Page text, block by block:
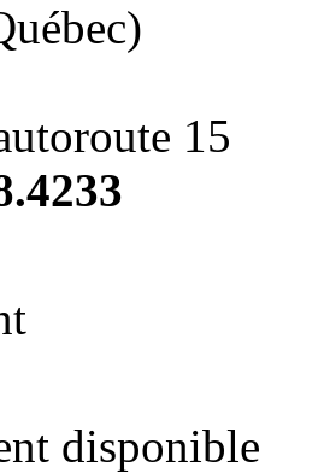
15
disponible